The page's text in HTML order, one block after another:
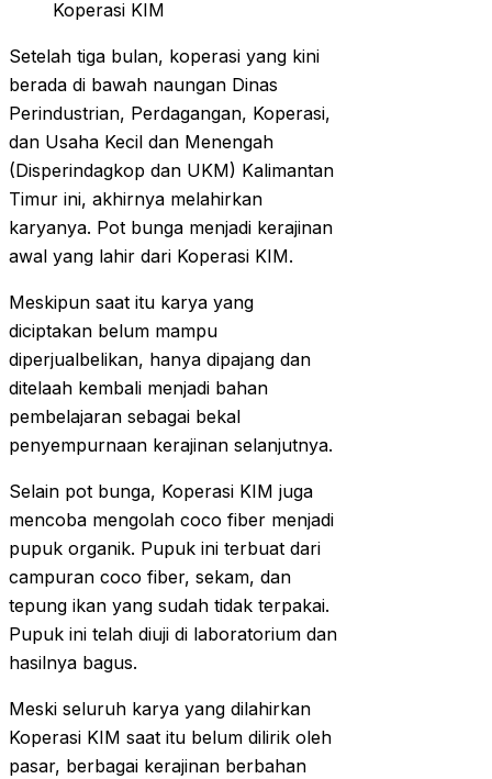
Koperasi KIM
Setelah tiga bulan, koperasi yang kini
berada di bawah naungan Dinas
Perindustrian, Perdagangan, Koperasi,
dan Usaha Kecil dan Menengah
(Disperindagkop dan UKM) Kalimantan
Timur ini, akhirnya melahirkan
karyanya. Pot bunga menjadi kerajinan
awal yang lahir dari Koperasi KIM.
Meskipun saat itu karya yang
diciptakan belum mampu
diperjualbelikan, hanya dipajang dan
ditelaah kembali menjadi bahan
pembelajaran sebagai bekal
penyempurnaan kerajinan selanjutnya.
Selain pot bunga, Koperasi KIM juga
mencoba mengolah coco fiber menjadi
pupuk organik. Pupuk ini terbuat dari
campuran coco fiber, sekam, dan
tepung ikan yang sudah tidak terpakai.
Pupuk ini telah diuji di laboratorium dan
hasilnya bagus.
Meski seluruh karya yang dilahirkan
Koperasi KIM saat itu belum dilirik oleh
pasar, berbagai kerajinan berbahan